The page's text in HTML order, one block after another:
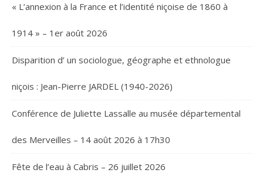
« L’annexion à la France et l’identité niçoise de 1860 à
1914 » – 1er août 2026
Disparition d’ un sociologue, géographe et ethnologue
niçois : Jean-Pierre JARDEL (1940-2026)
Conférence de Juliette Lassalle au musée départemental
des Merveilles – 14 août 2026 à 17h30
Fête de l’eau à Cabris – 26 juillet 2026